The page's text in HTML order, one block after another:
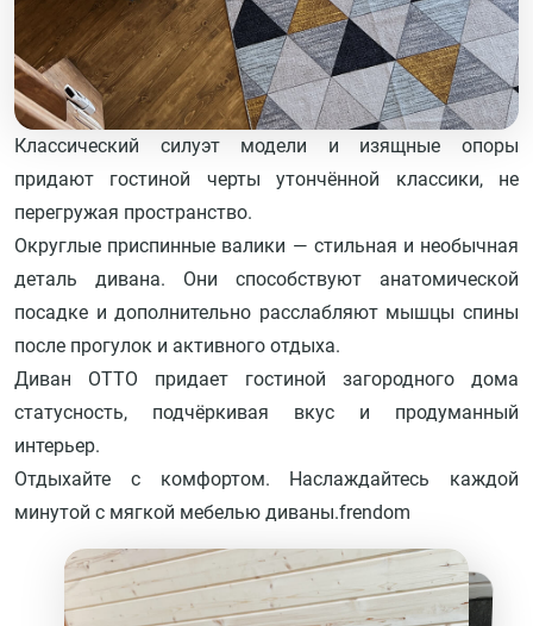
Классический силуэт модели и изящные опоры
придают гостиной черты утончённой классики, не
перегружая пространство.
Округлые приспинные валики — стильная и необычная
деталь дивана. Они способствуют анатомической
посадке и дополнительно расслабляют мышцы спины
после прогулок и активного отдыха.
Диван ОТТО придает гостиной загородного дома
статусность, подчёркивая вкус и продуманный
интерьер.
Отдыхайте с комфортом. Наслаждайтесь каждой
минутой с мягкой мебелью диваны.frendom